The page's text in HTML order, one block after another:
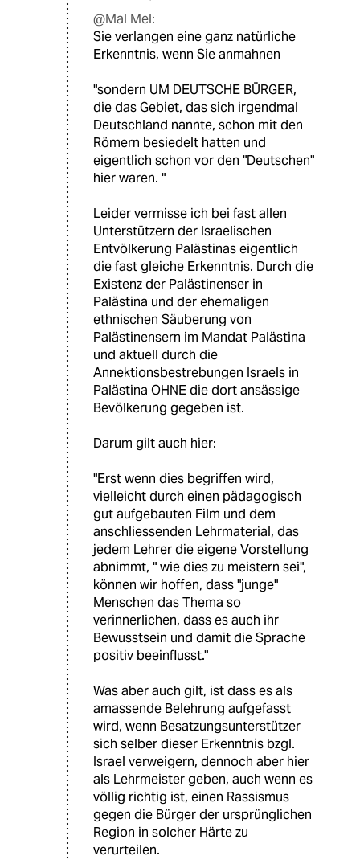
@Mal Mel:
Sie verlangen eine ganz natürliche
Erkenntnis, wenn Sie anmahnen
"sondern UM DEUTSCHE BÜRGER,
die das Gebiet, das sich irgendmal
Deutschland nannte, schon mit den
Römern besiedelt hatten und
eigentlich schon vor den "Deutschen"
hier waren. "
Leider vermisse ich bei fast allen
Unterstützern der Israelischen
Entvölkerung Palästinas eigentlich
die fast gleiche Erkenntnis. Durch die
Existenz der Palästinenser in
Palästina und der ehemaligen
ethnischen Säuberung von
Palästinensern im Mandat Palästina
und aktuell durch die
Annektionsbestrebungen Israels in
Palästina OHNE die dort ansässige
Bevölkerung gegeben ist.
Darum gilt auch hier:
"Erst wenn dies begriffen wird,
vielleicht durch einen pädagogisch
gut aufgebauten Film und dem
anschliessenden Lehrmaterial, das
jedem Lehrer die eigene Vorstellung
abnimmt, " wie dies zu meistern sei",
können wir hoffen, dass "junge"
Menschen das Thema so
verinnerlichen, dass es auch ihr
Bewusstsein und damit die Sprache
positiv beeinflusst."
Was aber auch gilt, ist dass es als
amassende Belehrung aufgefasst
wird, wenn Besatzungsunterstützer
sich selber dieser Erkenntnis bzgl.
Israel verweigern, dennoch aber hier
als Lehrmeister geben, auch wenn es
völlig richtig ist, einen Rassismus
gegen die Bürger der ursprünglichen
Region in solcher Härte zu
verurteilen.